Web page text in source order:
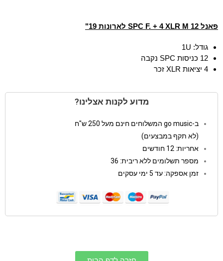
פאנל 12 SPC F. + 4 XLR M לארונות 19"
גודל: 1U
12 כניסות SPC נקבה
4 יציאות XLR זכר
מדוע לקנות אצלינו?
ב-go music המשלוחים חינם מעל 250 ש"ח
(לא תקף במבצעים)
אחריות: 12 חודשים
מספר תשלומים ללא ריבית: 36
זמן אספקה: עד 5 ימי עסקים